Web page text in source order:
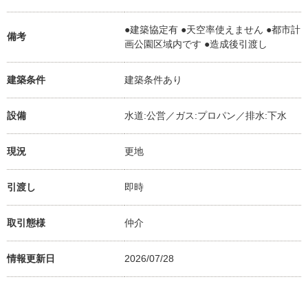
備考
●建築協定有 ●天空率使えません ●都市計
画公園区域内です ●造成後引渡し
建築条件 建築条件あり
設備 水道:公営／ガス:プロパン／排水:下水
現況 更地
引渡し 即時
取引態様 仲介
情報更新日 2026/07/28